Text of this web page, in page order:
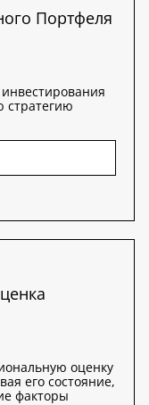
Портфеля
стратегию
оценку
его состояние,
факторы